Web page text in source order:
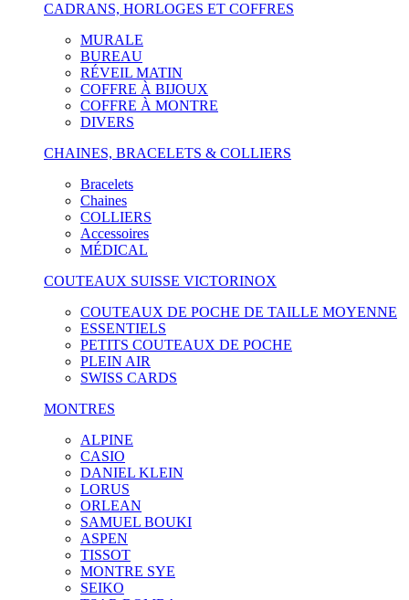
CADRANS, HORLOGES ET COFFRES
MURALE
BUREAU
RÉVEIL MATIN
COFFRE À BIJOUX
COFFRE À MONTRE
DIVERS
CHAINES, BRACELETS & COLLIERS
Bracelets
Chaines
COLLIERS
Accessoires
MÉDICAL
COUTEAUX SUISSE VICTORINOX
COUTEAUX DE POCHE DE TAILLE MOYENNE
ESSENTIELS
PETITS COUTEAUX DE POCHE
PLEIN AIR
SWISS CARDS
MONTRES
ALPINE
CASIO
DANIEL KLEIN
LORUS
ORLEAN
SAMUEL BOUKI
ASPEN
TISSOT
MONTRE SYE
SEIKO